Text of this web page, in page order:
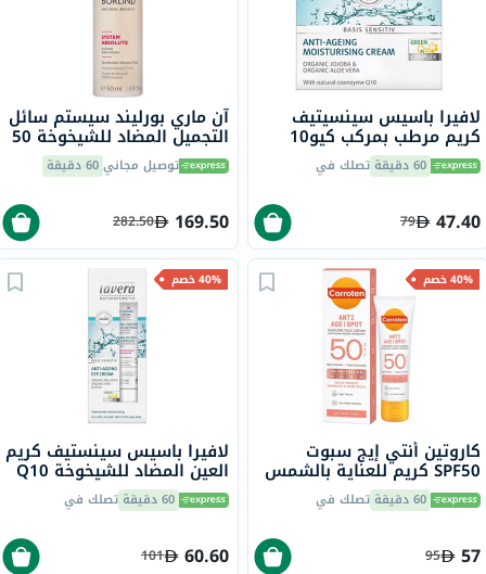
لافيرا باسيس سينسيتيف
كريم مرطب بمركب كيو10
مضاد للشيخوخة 50 مل
60 دقيقة تصلك في
47.40
79
آن ماري بورليند سيستم سائل
التجميل المضاد للشيخوخة 50
مل توصيل مجاني60 دقيقة
169.50
282.50
40% خصم
كاروتين أنتي إيج سبوت
SPF50 كريم للعناية بالشمس
للوجه للتجاعيد والبقع الداكنة
50 مل 60 دقيقة تصلك في
57
95
40% خصم
لافيرا باسيس سينستيف كريم
العين المضاد للشيخوخة Q10
15 مل 60 دقيقة تصلك في
60.60
101